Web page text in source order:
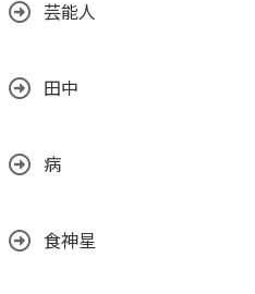
芸能人
田中
病
食神星